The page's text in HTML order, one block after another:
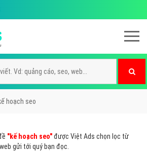
hoạch seo
"kế hoạch seo"được Việt Ads chọn lọc từ
gửi tới quý bạn đọc.